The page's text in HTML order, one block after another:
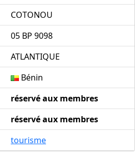
COTONOU
05 BP 9098
ATLANTIQUE
Bénin
réservé aux membres
réservé aux membres
tourisme